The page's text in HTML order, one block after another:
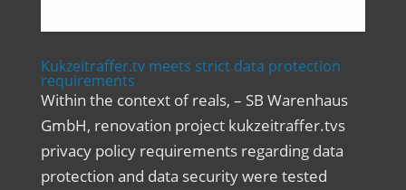
Kukzeitraffer.tv meets strict data protection
requirements
Within the context of reals, – SB Warenhaus
GmbH, renovation project kukzeitraffer.tvs
privacy policy requirements regarding data
protection and data security were tested